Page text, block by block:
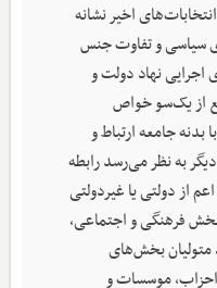
اخیر نشانه
سیاسی و تفاوت جنس
نهاد دولت و
از یک‌سو خواص
جامعه ارتباط و
به نظر می‌رسد رابطه
از دولتی یا غیردولتی
فرهنگی و اجتماعی،
متولیان بخش‌های
موسسات و